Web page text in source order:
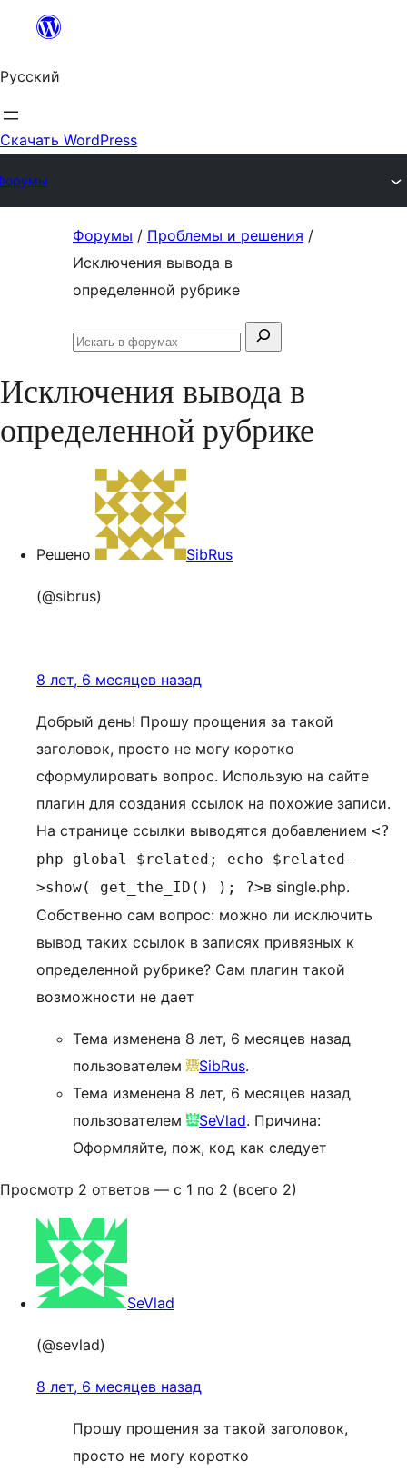
Перейти
содержимому
Русский
Скачать WordPress
содержимому
Форумы / Проблемы и решения /
Исключения вывода в
определенной рубрике
Поиск:
Искать
Исключения вывода в
определенной рубрике
Решено SibRus
(@sibrus)
8 лет, 6 месяцев назад
Добрый день! Прошу прощения за такой
заголовок, просто не могу коротко
сформулировать вопрос. Использую на сайте
плагин для создания ссылок на похожие записи.
На странице ссылки выводятся добавлением <?
php global $related; echo $related-
>show( get_the_ID() ); ?>в single.php.
Собственно сам вопрос: можно ли исключить
вывод таких ссылок в записях привязных к
определенной рубрике? Сам плагин такой
возможности не дает
Тема изменена 8 лет, 6 месяцев назад
пользователем
SibRus.
Тема изменена 8 лет, 6 месяцев назад
пользователем
SeVlad. Причина:
Оформляйте, пож, код как следует
Просмотр 2 ответов — с 1 по 2 (всего 2)
SeVlad
(@sevlad)
8 лет, 6 месяцев назад
Прошу прощения за такой заголовок,
просто не могу коротко